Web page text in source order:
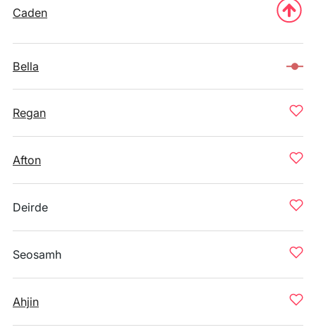
Caden
Bella
Regan
Afton
Deirde
Seosamh
Ahjin